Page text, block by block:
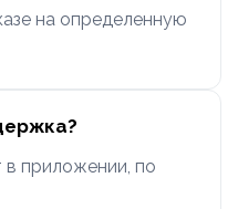
на определенную
в приложении, по